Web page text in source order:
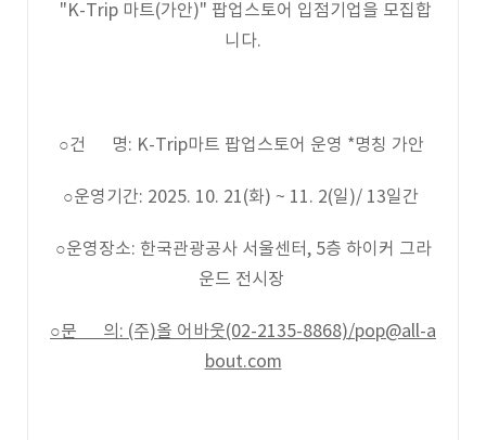
"K-Trip 마트(가안)" 팝업스토어 입점기업을 모집합
니다.
○건 명: K-Trip마트 팝업스토어 운영 *명칭 가안
○운영기간: 2025. 10. 21(화) ~ 11. 2(일)/ 13일간
○운영장소: 한국관광공사 서울센터, 5층 하이커 그라
운드 전시장
○문 의: (주)올 어바웃(02-2135-8868)/pop@all-a
bout.com